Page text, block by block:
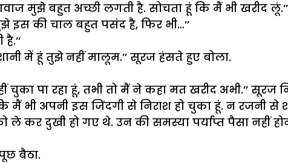
मुझे बहुत अच्छी लगती है. सोचता हूं कि मैं भी खरीद लूं.’’
इस की चाल बहुत पसंद है, फिर भी…’’
में हूं तुझे नहीं मालूम.’’ सूरज हंसते हुए बोला.
पा रहा हूं, तभी तो मैं ने कहा मत खरीद अभी.’’ सूरज
मैं भी अपनी इस जिंदगी से निराश हो चुका हूं. न रजनी से
कर दुखी हो गए थे. उन की समस्या पर्याप्त पैसा नहीं
बैठा.